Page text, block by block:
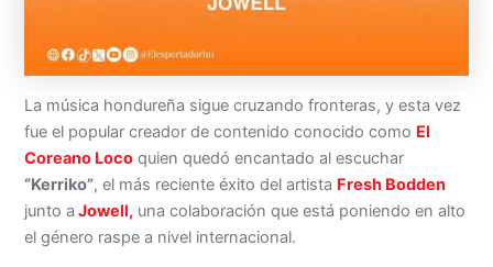
La música hondureña sigue cruzando fronteras, y esta vez
fue el popular creador de contenido conocido como El
Coreano Loco quien quedó encantado al escuchar
“Kerriko”, el más reciente éxito del artista Fresh Bodden
junto a Jowell, una colaboración que está poniendo en alto
el género raspe a nivel internacional.